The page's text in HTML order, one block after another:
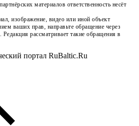
материалов ответственность несёт
изображение, видео или иной объект
ваших прав, направьте обращение через
рассматривает такие обращения в
портал RuBaltic.Ru